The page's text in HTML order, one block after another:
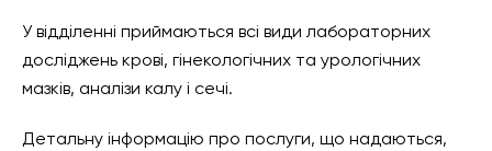
У відділенні приймаються всі види лабораторних
досліджень крові, гінекологічних та урологічних
мазків, аналізи калу і сечі.
Детальну інформацію про послуги, що надаються,